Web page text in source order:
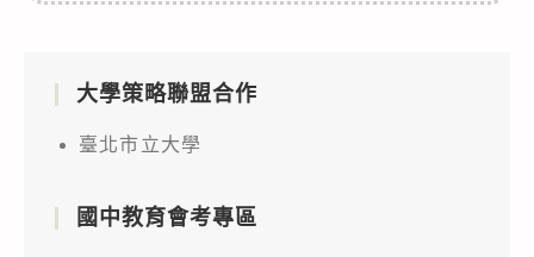
大學策略聯盟合作
臺北市立大學
國中教育會考專區